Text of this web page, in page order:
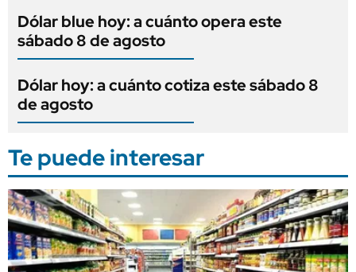
Dólar blue hoy: a cuánto opera este
sábado 8 de agosto
Dólar hoy: a cuánto cotiza este sábado 8
de agosto
Te puede interesar